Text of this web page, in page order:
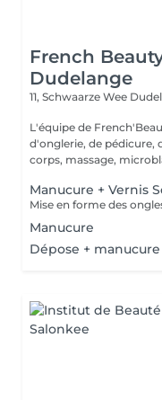
French
Dudelange
11, Schwaarze Wee
L'équipe de
d'onglerie, de pédicure,
corps, massage,
Manucure + Vernis
Manucure
Dépose + manucure